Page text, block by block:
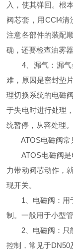
入，使其弹回。根
阀芯套，用CCI4
注意各部件的装配
确，还要检查油雾
4、漏气：漏气
难，原因是密封垫
理切换系统的电磁
于失电时进行处理
统暂停，从容处理。
ATOS电磁阀常
ATOS电磁阀是
力带动阀芯动作，
现开关。
1、电磁阀：用于
制。一般用于小型
2、电磁阀：只能
控制，常见于DN50